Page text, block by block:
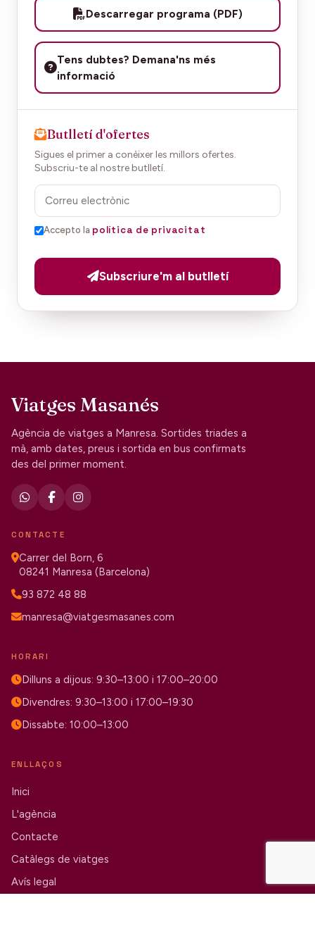
Descarregar programa (PDF)
Tens dubtes? Demana'ns més
informació
Butlletí d'ofertes
Sigues el primer a conèixer les millors ofertes.
Subscriu-te al nostre butlletí.
Accepto la política de privacitat
Subscriure'm al butlletí
Viatges Masanés
Agència de viatges a Manresa. Sortides triades a
mà, amb dates, preus i sortida en bus confirmats
des del primer moment.
CONTACTE
Carrer del Born, 6
08241 Manresa (Barcelona)
93 872 48 88
manresa@viatgesmasanes.com
HORARI
Dilluns a dijous: 9:30–13:00 i 17:00–20:00
Divendres: 9:30–13:00 i 17:00–19:30
Dissabte: 10:00–13:00
ENLLAÇOS
Inici
L'agència
Contacte
Catàlegs de viatges
Avís legal